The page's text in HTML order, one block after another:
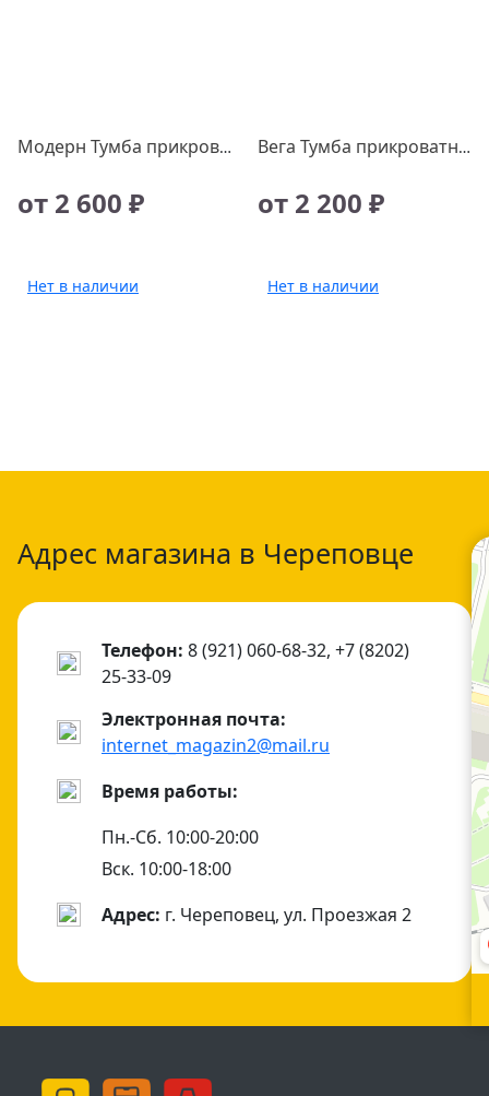
Модерн Тумба прикроватная с ящиками (белый/крафт золотой)
от 2 600 ₽
Нет в наличии
Вега Тумба прикроватная
от 2 200 ₽
Нет в наличии
Адрес магазина в Череповце
Телефон: 8 (921) 060-68-32, +7 (8202)
25-33-09
Электронная почта:
internet_magazin2@mail.ru
Время работы:
Пн.-Сб. 10:00-20:00
Вск. 10:00-18:00
Адрес: г. Череповец, ул. Проезжая 2